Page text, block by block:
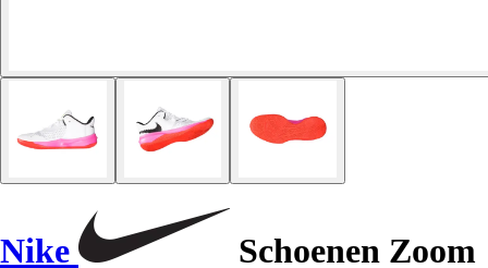
Nike
Schoenen Zoom